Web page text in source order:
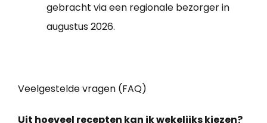
gebracht via een regionale bezorger in
augustus 2026.
Veelgestelde vragen (FAQ)
Uit hoeveel recepten kan ik wekelijks kiezen?